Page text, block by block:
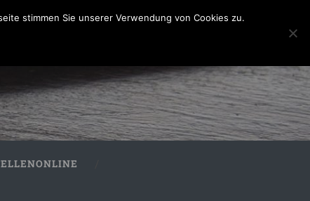
stimmen Sie unserer Verwendung von Cookies zu.